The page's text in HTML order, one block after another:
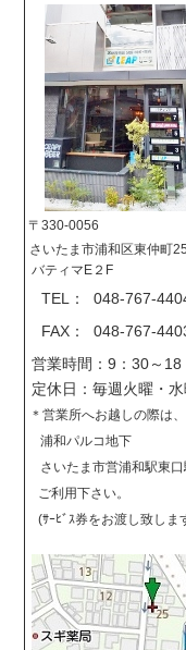
〒330-0056
さいたま市浦和区東仲町
バティマE２F
TEL： 048-767-
FAX： 048-767-
営業時間：9：30～18
定休日：毎週火曜・水
＊営業所へお越しの際は、
浦和パルコ地下
さいたま市営浦和駅東
ご利用下さい。
(ｻｰﾋﾞｽ券をお渡し致しま